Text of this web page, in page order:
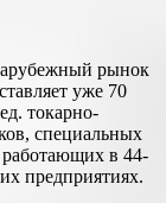
рынок
уже 70
токарно-
специальных
работающих в 44-
предприятиях.